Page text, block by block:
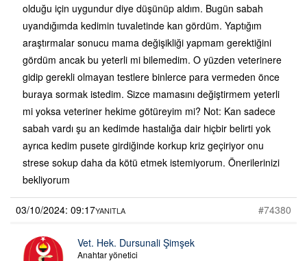
olduğu için uygundur diye düşünüp aldım. Bugün sabah
uyandığımda kedimin tuvaletinde kan gördüm. Yaptığım
araştırmalar sonucu mama değişikliği yapmam gerektiğini
gördüm ancak bu yeterli mi bilemedim. O yüzden veterinere
gidip gerekli olmayan testlere binlerce para vermeden önce
buraya sormak istedim. Sizce mamasını değiştirmem yeterli
mi yoksa veteriner hekime götüreyim mi? Not: Kan sadece
sabah vardı şu an kedimde hastalığa dair hiçbir belirti yok
ayrıca kedim pusete girdiğinde korkup kriz geçiriyor onu
strese sokup daha da kötü etmek istemiyorum. Önerilerinizi
bekliyorum
03/10/2024: 09:17 #74380
YANITLA
Vet. Hek. Dursunali Şimşek
Anahtar yönetici